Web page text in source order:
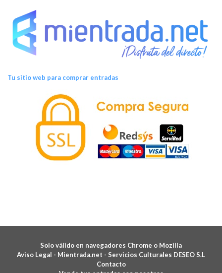
Tu sitio web para comprar entradas
Solo válido en navegadores Chrome o Mozilla
Aviso Legal - Mientrada.net - Servicios Culturales DESEO S.L
Contacto